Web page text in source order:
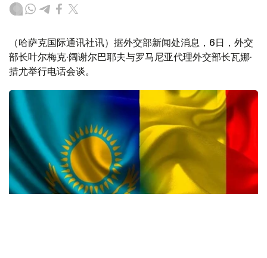
（哈萨克国际通讯社讯）据外交部新闻处消息，6日，外交
部长叶尔梅克·阔谢尔巴耶夫与罗马尼亚代理外交部长瓦娜·
措尤举行电话会谈。